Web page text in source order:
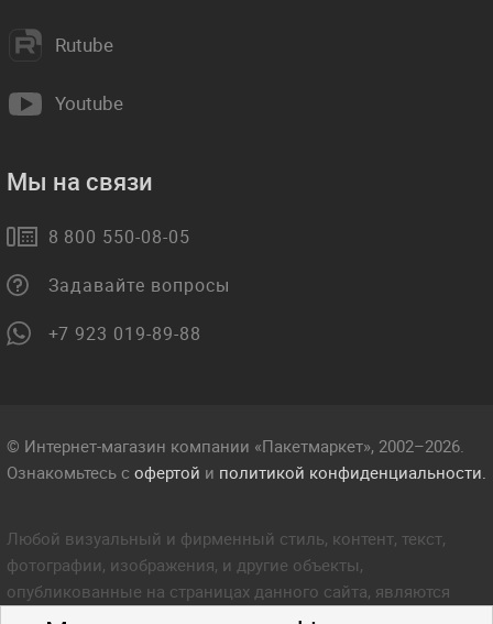
Rutube
Youtube
Мы на связи
8 800 550-08-05
Задавайте вопросы
+7 923 019-89-88
© Интернет-магазин компании «Пакетмаркет», 2002–2026.
Ознакомьтесь с офертой и политикой конфиденциальности.
Любой визуальный и фирменный стиль, контент, текст,
фотографии, изображения, и другие объекты,
опубликованные на страницах данного сайта, являются
объектом прав интеллектуальной собственности компании